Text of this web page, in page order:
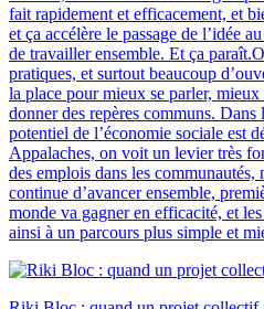
fait rapidement et efficacement, et
et ça accélère le passage de l’idée
de travailler ensemble. Et ça
pratiques, et surtout beaucoup
la place pour mieux se parler, mieux
donner des repères communs.
potentiel de l’économie sociale est
Appalaches, on voit un levier très
des emplois dans les
continue d’avancer ensemble,
monde va gagner en efficacité, et
ainsi à un parcours plus simple et